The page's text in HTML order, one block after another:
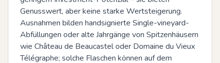
Genusswert, aber keine starke Wertsteigerung.
Ausnahmen bilden handsignierte Single-vineyard-
Abfüllungen oder alte Jahrgänge von Spitzenhäusern
wie Château de Beaucastel oder Domaine du Vieux
Télégraphe; solche Flaschen können auf dem